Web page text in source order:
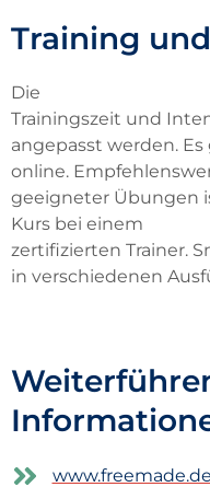
Training
Die
Trainingszeit und
angepasst werden.
online.
geeigneter Übungen
Kurs bei einem
zertifizierten Trainer.
in verschiedenen
www.freemade.de